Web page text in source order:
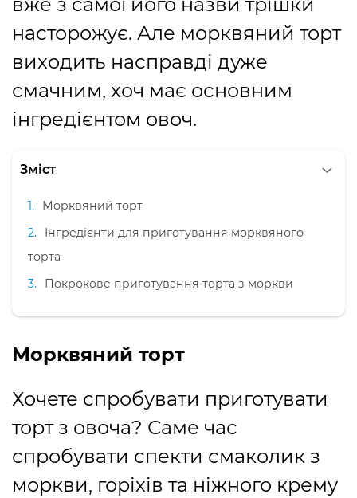
насторожує. Але морквяний торт
виходить насправді дуже
смачним, хоч має основним
інгредієнтом овоч.
Зміст
Морквяний торт
Інгредієнти для приготування морквяного
торта
Покрокове приготування торта з моркви
Морквяний торт
Хочете спробувати приготувати
торт з овоча? Саме час
спробувати спекти смаколик з
моркви, горіхів та ніжного крему